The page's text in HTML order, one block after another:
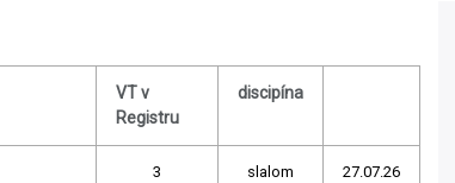
VT v
Registru
discipína
3 slalom 27.07.26